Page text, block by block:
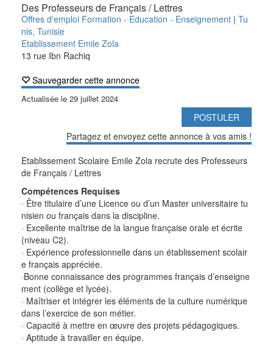
Des Professeurs de Français / Lettres
Offres d'emploi Formation - Education - Enseignement | Tu
nis, Tunisie
Etablissement Emile Zola
13 rue Ibn Rachiq
Sauvegarder cette annonce
Actualisée le 29 juillet 2024
POSTULER
Partagez et envoyez cette annonce à vos amis !
Etablissement Scolaire Emile Zola recrute des Professeurs
de Français / Lettres
Compétences Requises
· Être titulaire d’une Licence ou d’un Master universitaire tu
nisien ou français dans la discipline.
· Excellente maîtrise de la langue française orale et écrite
(niveau C2).
· Expérience professionnelle dans un établissement scolair
e français appréciée.
·Bonne connaissance des programmes français d’enseigne
ment (collège et lycée).
· Maîtriser et intégrer les éléments de la culture numérique
dans l’exercice de son métier.
· Capacité à mettre en œuvre des projets pédagogiques.
· Aptitude à travailler en équipe.